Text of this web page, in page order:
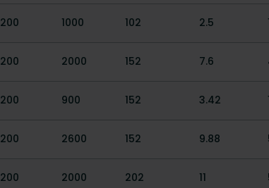
200 1000 102 2.5
200 2000 152 7.6
200 900 152 3.42
200 2600 152 9.88
200 2000 202 11